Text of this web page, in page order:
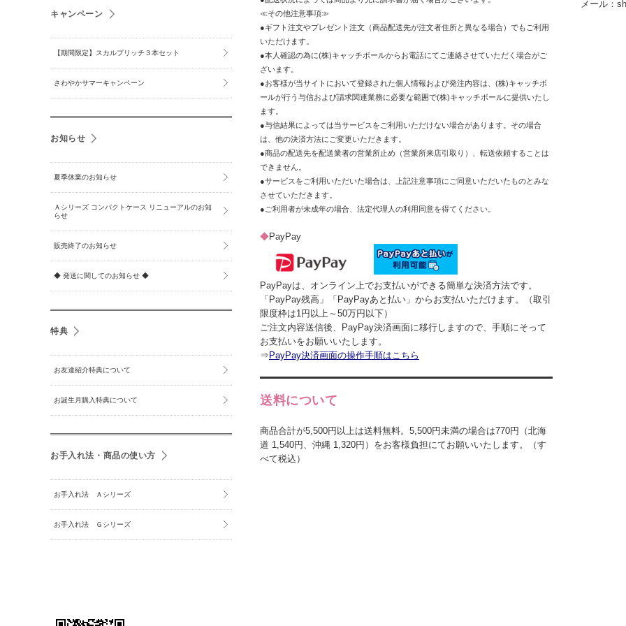
≪その他注意事項≫
●ギフト注文やプレゼント注文（商品配送先が注文者住所と異なる場合）でもご利用
いただけます。
●本人確認の為に(株)キャッチボールからお電話にてご連絡させていただく場合がご
ざいます。
●お客様が当サイトにおいて登録された個人情報および発注内容は、(株)キャッチボ
ールが行う与信および請求関連業務に必要な範囲で(株)キャッチボールに提供いたし
ます。
●与信結果によっては当サービスをご利用いただけない場合があります。その場合
は、他の決済方法にご変更いただきます。
●商品の配送先を配送業者の営業所止め（営業所来店引取り）、転送依頼することは
できません。
●サービスをご利用いただいた場合は、上記注意事項にご同意いただいたものとみな
させていただきます。
●ご利用者が未成年の場合、法定代理人の利用同意を得てください。
◆PayPay
PayPayは、オンライン上でお支払いができる簡単な決済方法です。
「PayPay残高」「PayPayあと払い」からお支払いただけます。（取引
限度枠は1円以上～50万円以下）
ご注文内容送信後、PayPay決済画面に移行しますので、手順にそって
お支払いをお願いいたします。
⇒ PayPay決済画面の操作手順はこちら
送料について
商品合計が5,500円以上は送料無料。5,500円未満の場合は770円（北海
道 1,540円、沖縄 1,320円）をお客様負担にてお願いいたします。（す
べて税込）
メール：
キャンペーン
【期間限定】スカルプリッチ３本セット
さわやかサマーキャンペーン
お知らせ
夏季休業のお知らせ
Ａシリーズ コンパクトケース リニューアルのお知
らせ
販売終了のお知らせ
◆ 発送に関してのお知らせ ◆
特典
お友達紹介特典について
お誕生月購入特典について
お手入れ法・商品の使い方
お手入れ法 Ａシリーズ
お手入れ法 Ｇシリーズ